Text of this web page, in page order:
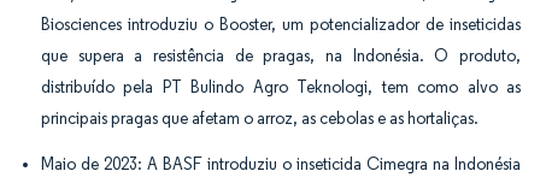
Biosciences introduziu o Booster, um potencializador de inseticidas
que supera a resistência de pragas, na Indonésia. O produto,
distribuído pela PT Bulindo Agro Teknologi, tem como alvo as
principais pragas que afetam o arroz, as cebolas e as hortaliças.
Maio de 2023: A BASF introduziu o inseticida Cimegra na Indonésia